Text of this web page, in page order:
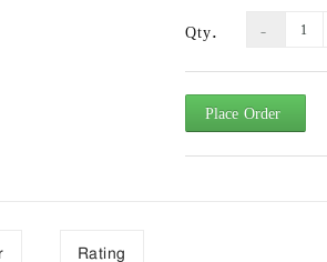
Qty.
Place Order
Rating